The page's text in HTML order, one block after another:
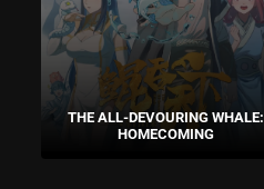
THE ALL-DEVOURING WHALE:
HOMECOMING